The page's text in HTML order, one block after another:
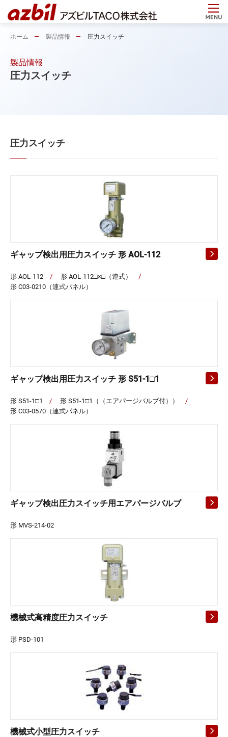
ホーム 製品情報 圧力スイッチ
製品情報
圧力スイッチ
圧力スイッチ
ギャップ検出用圧力スイッチ 形 AOL-112
形 AOL-112 / 形 AOL-112□×□（連式）
/
形 C03-0210（連式パネル）
ギャップ検出用圧力スイッチ 形 S51-1□1
形 S51-1□1 / 形 S51-1□1（（エアパージバルブ付））
/
形 C03-0570（連式パネル）
ギャップ検出圧力スイッチ用エアパージバルブ
形 MVS-214-02
機械式高精度圧力スイッチ
形 PSD-101
機械式小型圧力スイッチ